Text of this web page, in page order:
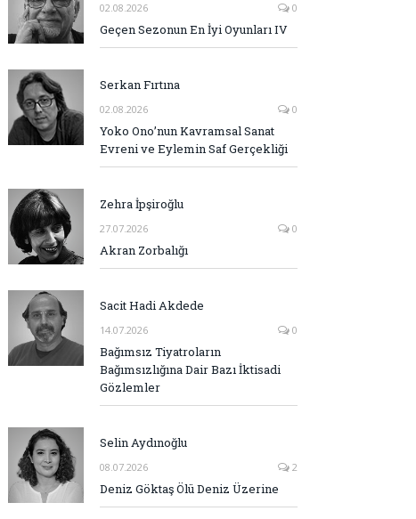
02.08.2026 0
Geçen Sezonun En İyi Oyunları IV
Serkan Fırtına
02.08.2026 0
Yoko Ono’nun Kavramsal Sanat
Evreni ve Eylemin Saf Gerçekliği
Zehra İpşiroğlu
27.07.2026 0
Akran Zorbalığı
Sacit Hadi Akdede
14.07.2026 0
Bağımsız Tiyatroların
Bağımsızlığına Dair Bazı İktisadi
Gözlemler
Selin Aydınoğlu
08.07.2026 2
Deniz Göktaş Ölü Deniz Üzerine